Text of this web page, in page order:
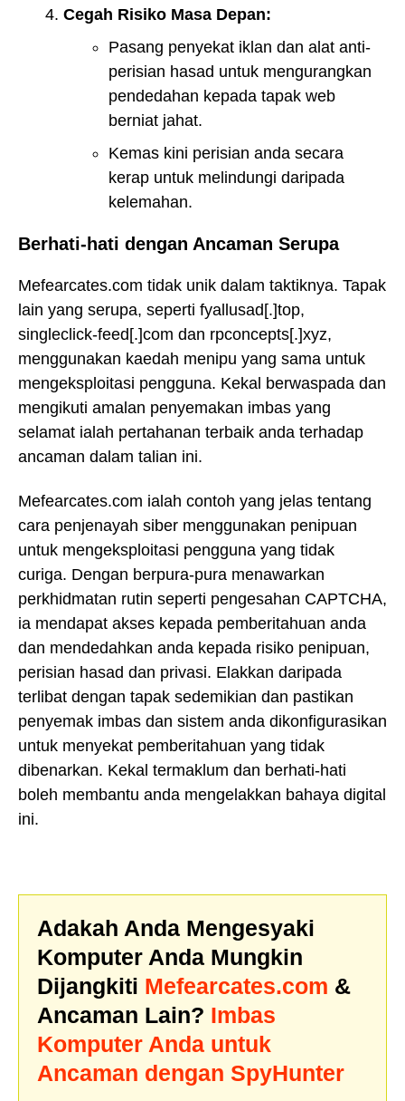
Cegah Risiko Masa Depan:
Pasang penyekat iklan dan alat anti-
perisian hasad untuk mengurangkan
pendedahan kepada tapak web
berniat jahat.
Kemas kini perisian anda secara
kerap untuk melindungi daripada
kelemahan.
Berhati-hati dengan Ancaman Serupa
Mefearcates.com tidak unik dalam taktiknya. Tapak
lain yang serupa, seperti fyallusad[.]top,
singleclick-feed[.]com dan rpconcepts[.]xyz,
menggunakan kaedah menipu yang sama untuk
mengeksploitasi pengguna. Kekal berwaspada dan
mengikuti amalan penyemakan imbas yang
selamat ialah pertahanan terbaik anda terhadap
ancaman dalam talian ini.
Mefearcates.com ialah contoh yang jelas tentang
cara penjenayah siber menggunakan penipuan
untuk mengeksploitasi pengguna yang tidak
curiga. Dengan berpura-pura menawarkan
perkhidmatan rutin seperti pengesahan CAPTCHA,
ia mendapat akses kepada pemberitahuan anda
dan mendedahkan anda kepada risiko penipuan,
perisian hasad dan privasi. Elakkan daripada
terlibat dengan tapak sedemikian dan pastikan
penyemak imbas dan sistem anda dikonfigurasikan
untuk menyekat pemberitahuan yang tidak
dibenarkan. Kekal termaklum dan berhati-hati
boleh membantu anda mengelakkan bahaya digital
ini.
Adakah Anda Mengesyaki
Komputer Anda Mungkin
Dijangkiti Mefearcates.com &
Ancaman Lain? Imbas
Komputer Anda untuk
Ancaman dengan SpyHunter